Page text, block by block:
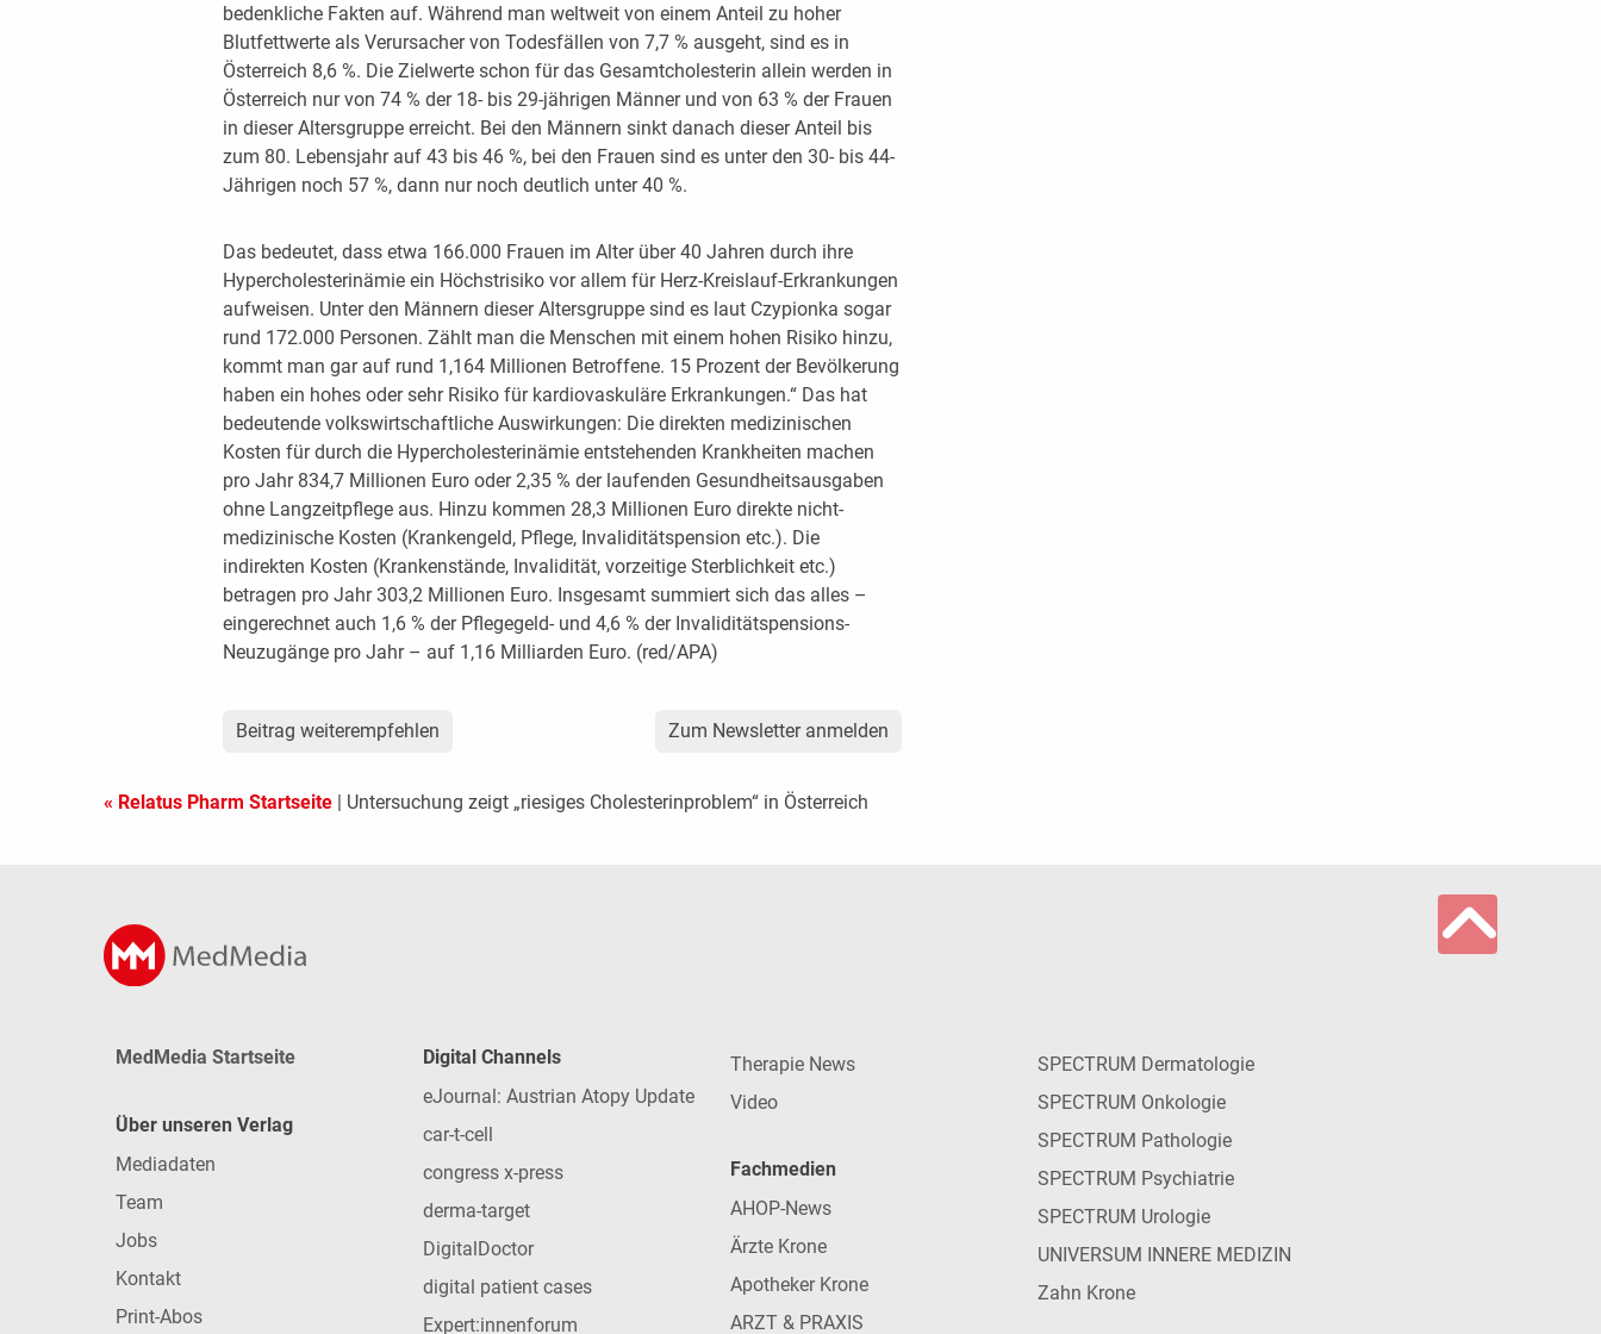
bedenkliche Fakten auf. Während man weltweit von einem Anteil zu hoher
Blutfettwerte als Verursacher von Todesfällen von 7,7 % ausgeht, sind es in
Österreich 8,6 %. Die Zielwerte schon für das Gesamtcholesterin allein werden in
Österreich nur von 74 % der 18- bis 29-jährigen Männer und von 63 % der Frauen
in dieser Altersgruppe erreicht. Bei den Männern sinkt danach dieser Anteil bis
zum 80. Lebensjahr auf 43 bis 46 %, bei den Frauen sind es unter den 30- bis 44-
Jährigen noch 57 %, dann nur noch deutlich unter 40 %.
Das bedeutet, dass etwa 166.000 Frauen im Alter über 40 Jahren durch ihre
Hypercholesterinämie ein Höchstrisiko vor allem für Herz-Kreislauf-Erkrankungen
aufweisen. Unter den Männern dieser Altersgruppe sind es laut Czypionka sogar
rund 172.000 Personen. Zählt man die Menschen mit einem hohen Risiko hinzu,
kommt man gar auf rund 1,164 Millionen Betroffene. 15 Prozent der Bevölkerung
haben ein hohes oder sehr Risiko für kardiovaskuläre Erkrankungen.“ Das hat
bedeutende volkswirtschaftliche Auswirkungen: Die direkten medizinischen
Kosten für durch die Hypercholesterinämie entstehenden Krankheiten machen
pro Jahr 834,7 Millionen Euro oder 2,35 % der laufenden Gesundheitsausgaben
ohne Langzeitpflege aus. Hinzu kommen 28,3 Millionen Euro direkte nicht-
medizinische Kosten (Krankengeld, Pflege, Invaliditätspension etc.). Die
indirekten Kosten (Krankenstände, Invalidität, vorzeitige Sterblichkeit etc.)
betragen pro Jahr 303,2 Millionen Euro. Insgesamt summiert sich das alles –
eingerechnet auch 1,6 % der Pflegegeld- und 4,6 % der Invaliditätspensions-
Neuzugänge pro Jahr – auf 1,16 Milliarden Euro. (red/APA)
Beitrag weiterempfehlen Zum Newsletter anmelden
« Relatus Pharm Startseite | Untersuchung zeigt „riesiges Cholesterinproblem“ in Österreich
MedMedia Startseite
Über unseren Verlag
Mediadaten
Team
Jobs
Kontakt
Print-Abos
Digital Channels
eJournal: Austrian Atopy Update
car-t-cell
congress x-press
derma-target
DigitalDoctor
digital patient cases
Expert:innenforum
Therapie News
Video
Fachmedien
AHOP-News
Ärzte Krone
Apotheker Krone
ARZT & PRAXIS
SPECTRUM Dermatologie
SPECTRUM Onkologie
SPECTRUM Pathologie
SPECTRUM Psychiatrie
SPECTRUM Urologie
UNIVERSUM INNERE MEDIZIN
Zahn Krone